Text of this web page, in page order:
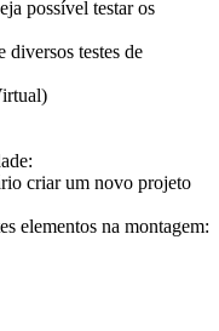
possível testar os
diversos testes de
criar um novo projeto
elementos na montagem: